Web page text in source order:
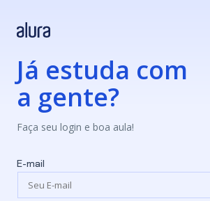
Já estuda com
a gente?
Faça seu login e boa aula!
E-mail